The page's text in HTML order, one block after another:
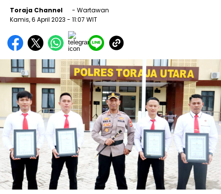
Toraja Channel
- Wartawan
Kamis, 6 April 2023 - 11:07 WIT